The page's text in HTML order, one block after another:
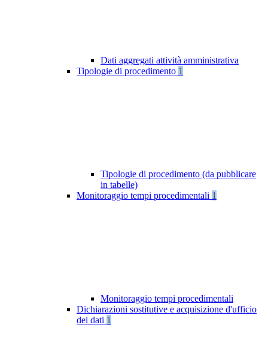
Dati aggregati attività amministrativa
Tipologie di procedimento 1
Tipologie di procedimento (da pubblicare
in tabelle)
Monitoraggio tempi procedimentali 1
Monitoraggio tempi procedimentali
Dichiarazioni sostitutive e acquisizione d'ufficio
dei dati 1